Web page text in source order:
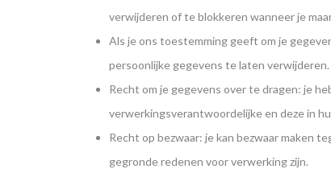
verwijderen of te blokkeren wanneer je
Als je ons toestemming geeft om je
persoonlijke gegevens te laten verwijderen.
Recht om je gegevens over te dragen: je
verwerkingsverantwoordelijke en deze in
Recht op bezwaar: je kan bezwaar maken
gegronde redenen voor verwerking zijn.